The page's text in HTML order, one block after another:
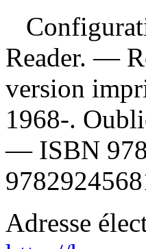
Reader. —
version
1968-.
— ISBN
Adresse